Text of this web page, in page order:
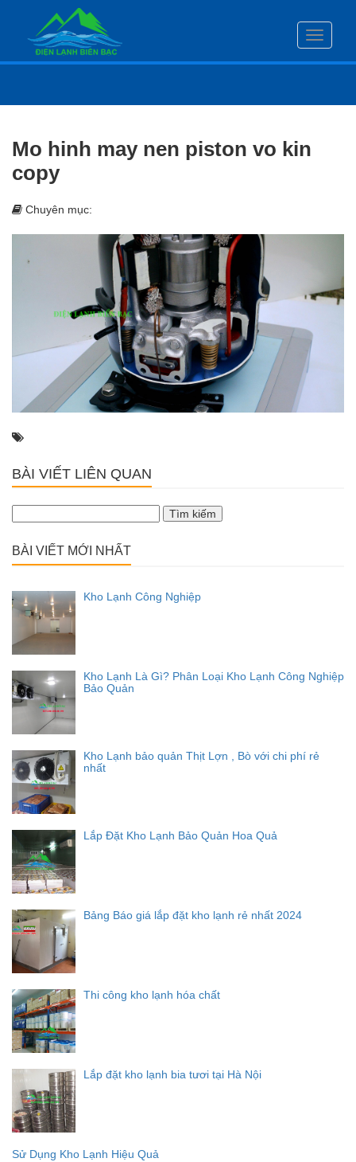
Toggle
Mo hinh may nen piston vo kin
copy
Chuyên mục:
BÀI VIẾT LIÊN QUAN
kiếm
BÀI VIẾT MỚI NHẤT
Kho Lạnh Công Nghiệp
Kho Lạnh Là Gì? Phân Loại Kho Lạnh Công Nghiệp
Bảo Quản
Kho Lạnh bảo quản Thịt Lợn , Bò với chi phí rẻ
nhất
Lắp Đặt Kho Lạnh Bảo Quản Hoa Quả
Bảng Báo giá lắp đặt kho lạnh rẻ nhất 2024
Thi công kho lạnh hóa chất
Lắp đặt kho lạnh bia tươi tại Hà Nội
Sử Dụng Kho Lạnh Hiệu Quả